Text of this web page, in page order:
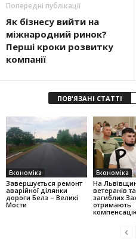
Попередні публікації
Як бізнесу вийти на
міжнародний ринок?
Перші кроки розвитку
компанії
ПОВ'ЯЗАНІ СТАТТІ
Економіка
Завершується ремонт
аварійної ділянки
дороги Белз – Великі
Мости
Економіка
На
ветеранів
загиблих
отримають